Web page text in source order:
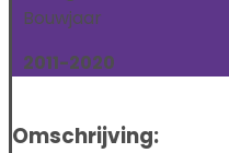
Bouwjaar
2011-2020
Omschrijving: